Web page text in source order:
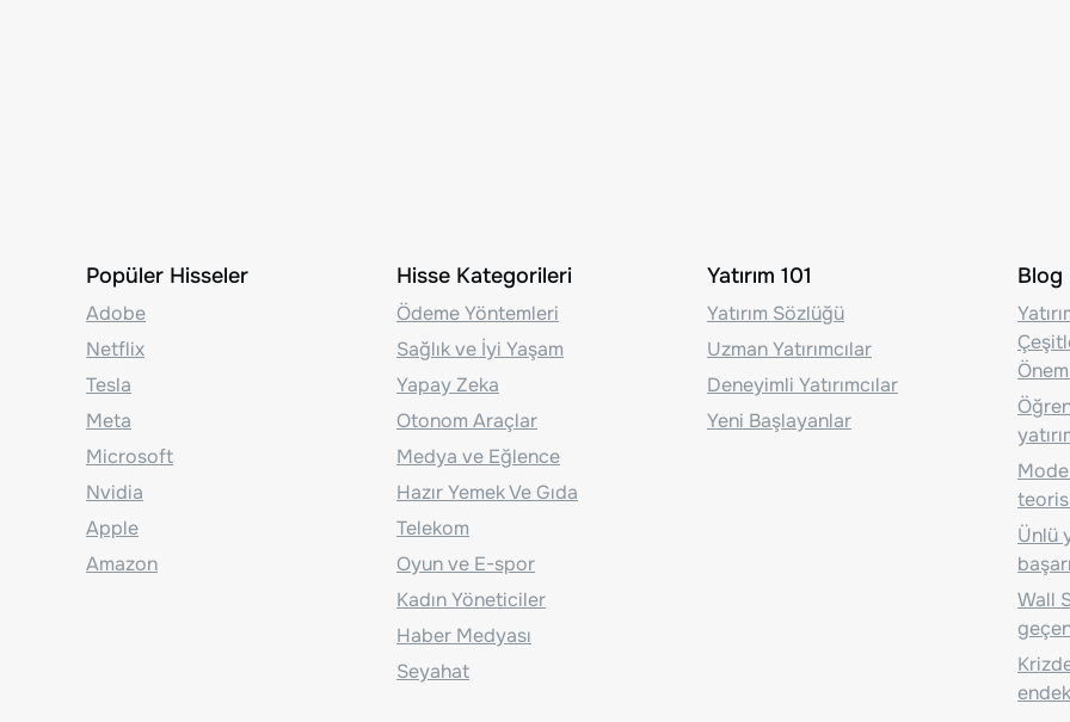
Popüler Hisseler
Adobe
Netflix
Tesla
Meta
Microsoft
Nvidia
Apple
Amazon
Hisse Kategorileri
Ödeme Yöntemleri
Sağlık ve İyi Yaşam
Yapay Zeka
Otonom Araçlar
Medya ve Eğlence
Hazır Yemek Ve Gıda
Telekom
Oyun ve E-spor
Kadın Yöneticiler
Haber Medyası
Seyahat
Yatırım 101
Yatırım Sözlüğü
Uzman Yatırımcılar
Deneyimli Yatırımcılar
Yeni Başlayanlar
Blog
Ünlü
Wall